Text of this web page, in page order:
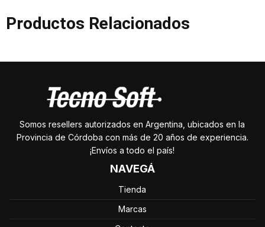
Productos Relacionados
Somos resellers autorizados en Argentina, ubicados en la
Provincia de Córdoba con más de 20 años de experiencia.
¡Envíos a todo el país!
NAVEGÁ
Tienda
Marcas